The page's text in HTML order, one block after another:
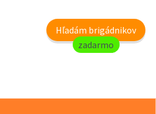
Hľadám brigádnikov
zadarmo